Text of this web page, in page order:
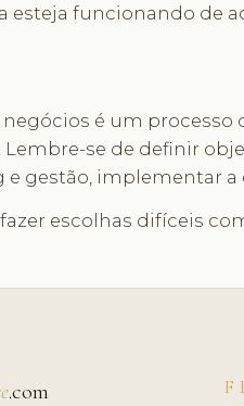
esteja funcionando de
é um
Lembre-se de definir
gestão, implementar
fazer escolhas difíceis
.com